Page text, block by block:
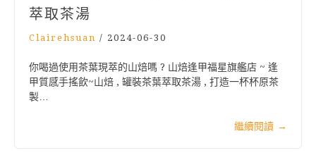
萃取茶湯
Clairehsuan / 2024-06-30
你喝過使用茶葉現萃的山焙嗎 ? 山焙逢甲福星旗艦店 ~ 逢
甲質感手搖飲~山焙 , 罐裝茶葉萃取茶湯 , 打造一杯杯原茶
製…
繼續閱讀 →